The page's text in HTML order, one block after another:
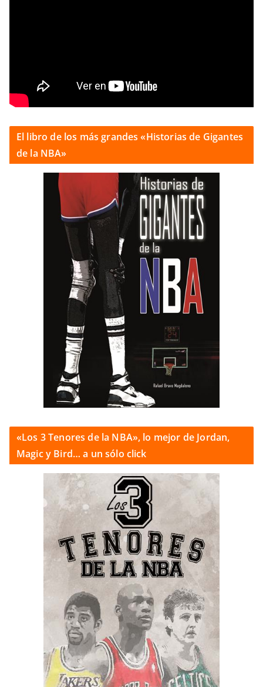
El libro de los más grandes «Historias de Gigantes
de la NBA»
«Los 3 Tenores de la NBA», lo mejor de Jordan,
Magic y Bird… a un sólo click